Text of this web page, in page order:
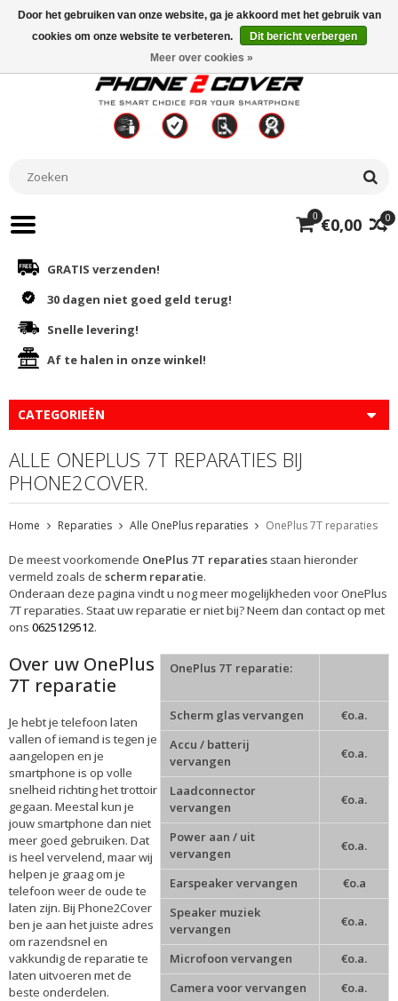
0
0 €0,00
GRATIS verzenden!
30 dagen niet goed geld terug!
Snelle levering!
Af te halen in onze winkel!
CATEGORIEËN
ALLE ONEPLUS 7T REPARATIES BIJ
PHONE2COVER.
Home Reparaties Alle OnePlus reparaties OnePlus 7T reparaties
De meest voorkomende OnePlus 7T reparatiesstaan hieronder
vermeld zoals de scherm reparatie.
Onderaan deze pagina vindt u nog meer mogelijkheden voor OnePlus
7T reparaties. Staat uw reparatie er niet bij? Neem dan contact op met
ons 0625129512.
OnePlus 7T reparatie:
Scherm glas vervangen
€o.a.
Accu / batterij
vervangen
€o.a.
Laadconnector
vervangen
€o.a.
Power aan / uit
vervangen
€o.a.
Earspeaker vervangen
€o.a
Speaker muziek
vervangen
€o.a.
Microfoon vervangen
€o.a.
Camera voor vervangen
€o.a.
Over uw OnePlus
7T reparatie
Je hebt je telefoon laten
vallen of iemand is tegen je
aangelopen en je
smartphone is op volle
snelheid richting het trottoir
gegaan. Meestal kun je
jouw smartphone dan niet
meer goed gebruiken. Dat
is heel vervelend, maar wij
helpen je graag om je
telefoon weer de oude te
laten zijn. Bij Phone2Cover
ben je aan het juiste adres
om razendsnel en
vakkundig de reparatie te
laten uitvoeren met de
beste onderdelen.
Door het gebruiken van onze website, ga je akkoord met het gebruik van
cookies om onze website te verbeteren.
Dit bericht verbergen
Meer over cookies »